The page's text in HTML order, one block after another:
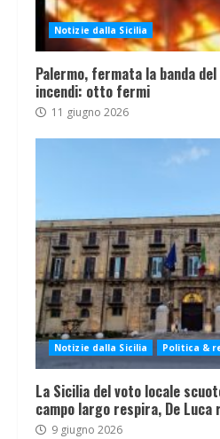
Notizie dalla Sicilia
Palermo, fermata la banda
incendi: otto fermi
11 giugno 2026
Notizie dalla Sicilia Politica &
La Sicilia del voto locale
campo largo respira, De
9 giugno 2026